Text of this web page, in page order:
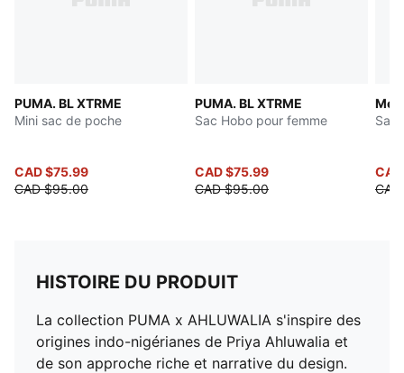
PUMA. BL XTRME
Mini sac de poche
CAD $75.99
CAD $95.00
PUMA. BL XTRME
Sac Hobo pour femme
CAD $75.99
CAD $95.00
Sac
HISTOIRE DU PRODUIT
La collection PUMA x AHLUWALIA s'inspire des
origines indo-nigérianes de Priya Ahluwalia et
de son approche riche et narrative du design.